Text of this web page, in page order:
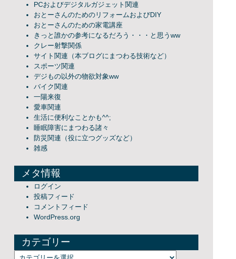
PCおよびデジタルガジェット関連
おとーさんのためのリフォームおよびDIY
おとーさんのための家電講座
きっと誰かの参考になるだろう・・・と思うww
クレー射撃関係
サイト関連（本ブログにまつわる技術など）
スポーツ関連
デジもの以外の物欲対象ww
バイク関連
一陽来復
愛車関連
生活に便利なことかも^^;
睡眠障害にまつわる諸々
防災関連（役に立つグッズなど）
雑感
メタ情報
ログイン
投稿フィード
コメントフィード
WordPress.org
カテゴリー
カテゴリー